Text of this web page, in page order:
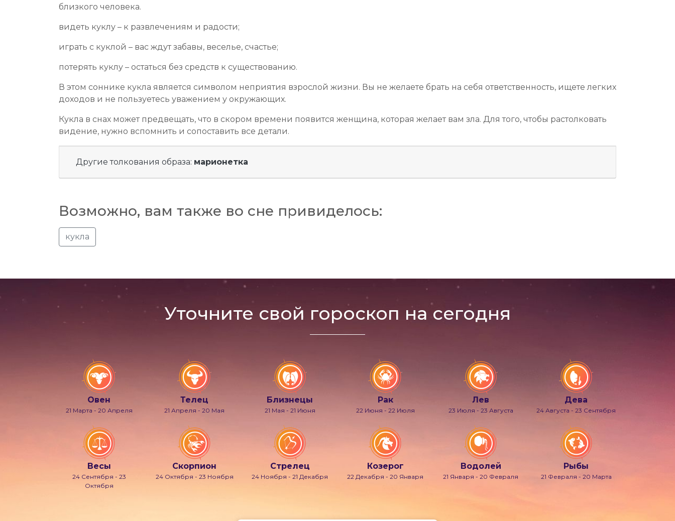
близкого человека.
видеть куклу – к развлечениям и радости;
играть с куклой – вас ждут забавы, веселье, счастье;
потерять куклу – остаться без средств к существованию.
В этом соннике кукла является символом неприятия взрослой жизни. Вы не желаете брать на себя ответственность, ищете легких
доходов и не пользуетесь уважением у окружающих.
Кукла в снах может предвещать, что в скором времени появится женщина, которая желает вам зла. Для того, чтобы растолковать
видение, нужно вспомнить и сопоставить все детали.
Другие толкования образа: марионетка
Возможно, вам также во сне привиделось:
кукла
Уточните свой гороскоп на сегодня
Овен
21 Марта - 20 Апреля
Телец
21 Апреля - 20 Мая
Близнецы
21 Мая - 21 Июня
Рак
22 Июня - 22 Июля
Лев
23 Июля - 23 Августа
Дева
24 Августа - 23 Сентября
Весы
24 Сентября - 23
Октября
Скорпион
24 Октября - 23 Ноября
Стрелец
24 Ноября - 21 Декабря
Козерог
22 Декабря - 20 Января
Водолей
21 Января - 20 Февраля
Рыбы
21 Февраля - 20 Марта